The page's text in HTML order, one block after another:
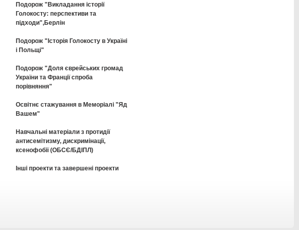
Подорож "Викладання історії
Голокосту: перспективи та
підходи",Берлін
Подорож "Історія Голокосту в Україні
і Польщі"
Подорож "Доля єврейських громад
України та Франції спроба
порівняння"
Освітнє стажування в Меморіалі "Яд
Вашем"
Навчальні матеріали з протидії
антисемітизму, дискримінації,
ксенофобії (ОБСЄ/БДІПЛ)
Інші проекти та завершені проекти